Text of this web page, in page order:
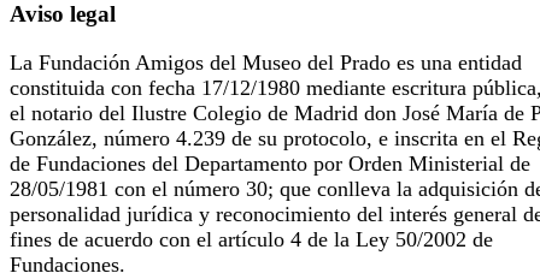
Aviso legal
La Fundación Amigos del Museo del Prado es una entidad
constituida con fecha 17/12/1980 mediante escritura
el notario del Ilustre Colegio de Madrid don José María de
González, número 4.239 de su protocolo, e inscrita en el
de Fundaciones del Departamento por Orden Ministerial de
28/05/1981 con el número 30; que conlleva la adquisición
personalidad jurídica y reconocimiento del interés general
fines de acuerdo con el artículo 4 de la Ley 50/2002 de
Fundaciones.